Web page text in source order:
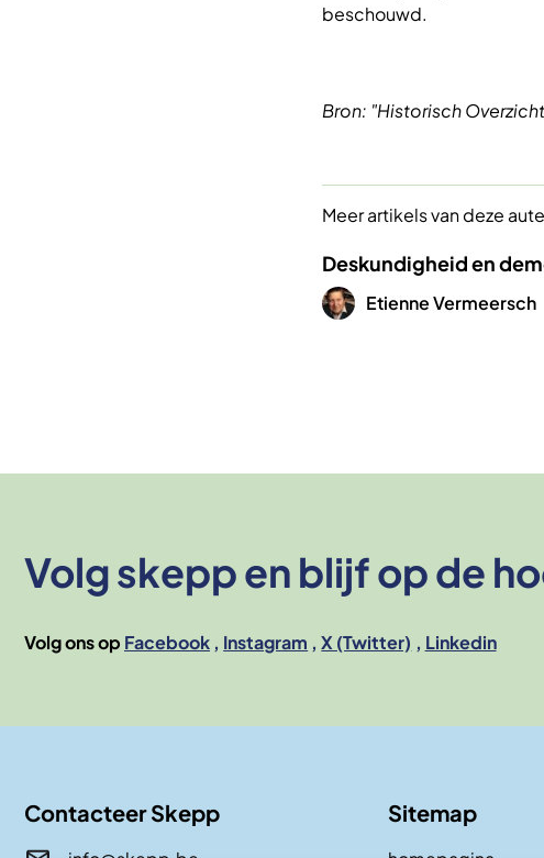
beschouwd.
Bron: "Historisch
Meer artikels van deze
Deskundigheid en
Afbeelding
Etienne Vermeersch
Volg skepp en blijf op de
Volg ons op Facebook Instagram X (Twitter) Linkedin
Contacteer Skepp Sitemap